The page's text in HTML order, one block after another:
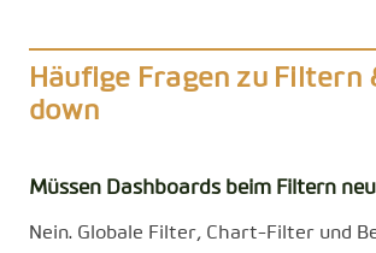
Häufige Fragen zu Filtern
down
Müssen Dashboards beim Filtern
Nein. Globale Filter, Chart-Filter und